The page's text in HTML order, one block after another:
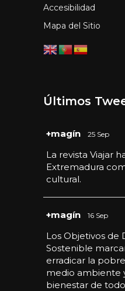
Accesibilidad
Mapa del Sitio
Últimos
Avatar+magín 25 Sep
La revista Viajar
Extremadura
cultural.
Avatar+magín 16 Sep
Los Objetivos de
Sostenible
erradicar la
medio ambiente
bienestar de